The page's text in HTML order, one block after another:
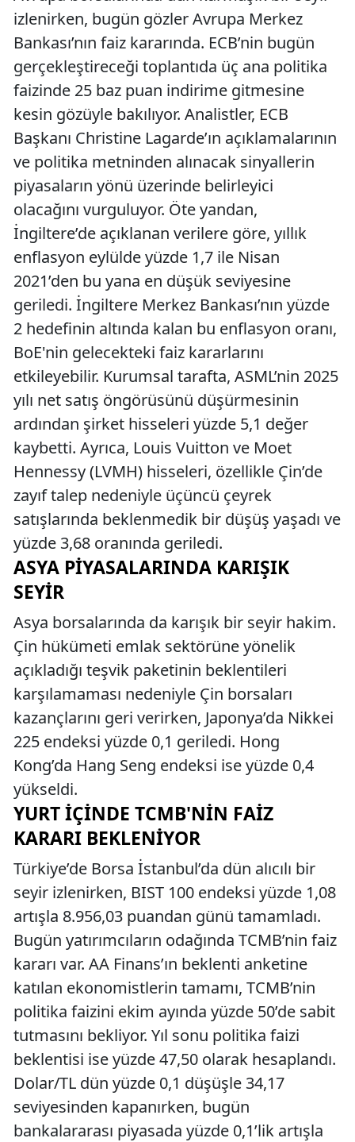
izlenirken, bugün gözler Avrupa Merkez
Bankası’nın faiz kararında. ECB’nin bugün
gerçekleştireceği toplantıda üç ana politika
faizinde 25 baz puan indirime gitmesine
kesin gözüyle bakılıyor. Analistler, ECB
Başkanı Christine Lagarde’ın açıklamalarının
ve politika metninden alınacak sinyallerin
piyasaların yönü üzerinde belirleyici
olacağını vurguluyor. Öte yandan,
İngiltere’de açıklanan verilere göre, yıllık
enflasyon eylülde yüzde 1,7 ile Nisan
2021’den bu yana en düşük seviyesine
geriledi. İngiltere Merkez Bankası’nın yüzde
2 hedefinin altında kalan bu enflasyon oranı,
BoE'nin gelecekteki faiz kararlarını
etkileyebilir. Kurumsal tarafta, ASML’nin 2025
yılı net satış öngörüsünü düşürmesinin
ardından şirket hisseleri yüzde 5,1 değer
kaybetti. Ayrıca, Louis Vuitton ve Moet
Hennessy (LVMH) hisseleri, özellikle Çin’de
zayıf talep nedeniyle üçüncü çeyrek
satışlarında beklenmedik bir düşüş yaşadı ve
yüzde 3,68 oranında geriledi.
ASYA PIYASALARINDA KARIŞIK
SEYIR
Asya borsalarında da karışık bir seyir hakim.
Çin hükümeti emlak sektörüne yönelik
açıkladığı teşvik paketinin beklentileri
karşılamaması nedeniyle Çin borsaları
kazançlarını geri verirken, Japonya’da Nikkei
225 endeksi yüzde 0,1 geriledi. Hong
Kong’da Hang Seng endeksi ise yüzde 0,4
yükseldi.
YURT İÇINDE TCMB'NIN FAIZ
KARARI BEKLENIYOR
Türkiye’de Borsa İstanbul’da dün alıcılı bir
seyir izlenirken, BIST 100 endeksi yüzde 1,08
artışla 8.956,03 puandan günü tamamladı.
Bugün yatırımcıların odağında TCMB’nin faiz
kararı var. AA Finans’ın beklenti anketine
katılan ekonomistlerin tamamı, TCMB’nin
politika faizini ekim ayında yüzde 50’de sabit
tutmasını bekliyor. Yıl sonu politika faizi
beklentisi ise yüzde 47,50 olarak hesaplandı.
Dolar/TL dün yüzde 0,1 düşüşle 34,17
seviyesinden kapanırken, bugün
bankalararası piyasada yüzde 0,1’lik artışla